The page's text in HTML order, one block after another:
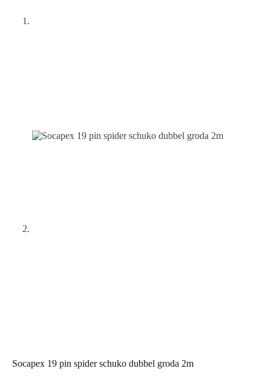
Socapex 19 pin spider schuko dubbel groda 2m